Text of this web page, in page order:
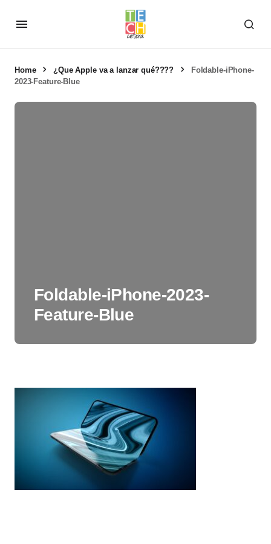
Home ¿Que Apple va a lanzar qué????
Foldable-iPhone-
2023-Feature-Blue
Foldable-iPhone-2023-
Feature-Blue